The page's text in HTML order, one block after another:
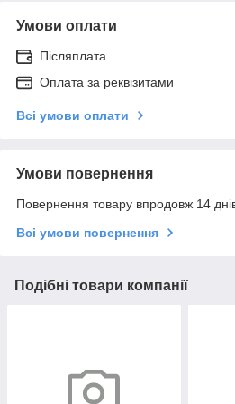
Умови оплати
Післяплата
Оплата за реквізитами
Всі умови оплати
Умови повернення
Повернення товару впродовж 14
Всі умови повернення
Подібні товари компанії